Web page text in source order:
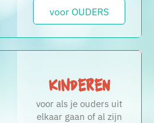
voor OUDERS
Kinderen
voor als je ouders uit
elkaar gaan of al zijn